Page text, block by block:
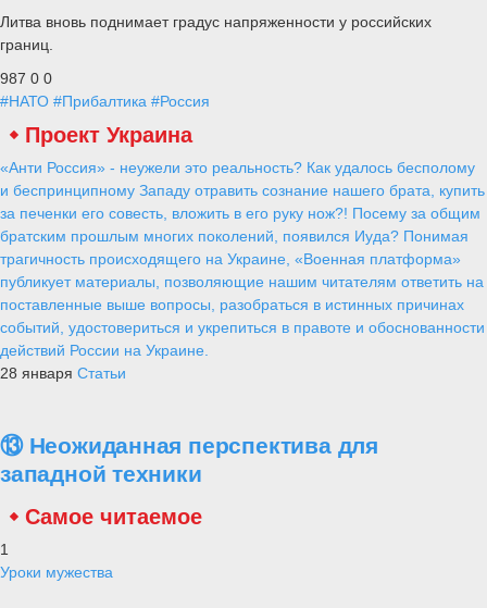
Литва вновь поднимает градус напряженности у российских
границ.
987 0 0
#НАТО #Прибалтика #Россия
Проект Украина
«Анти Россия» - неужели это реальность? Как удалось бесполому
и беспринципному Западу отравить сознание нашего брата, купить
за печенки его совесть, вложить в его руку нож?! Посему за общим
братским прошлым многих поколений, появился Иуда? Понимая
трагичность происходящего на Украине, «Военная платформа»
публикует материалы, позволяющие нашим читателям ответить на
поставленные выше вопросы, разобраться в истинных причинах
событий, удостовериться и укрепиться в правоте и обоснованности
действий России на Украине.
28 января Статьи
⑬ Неожиданная перспектива для
западной техники
Самое читаемое
1
Уроки мужества